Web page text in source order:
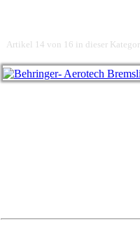
Artikel 14 von 16 in dieser